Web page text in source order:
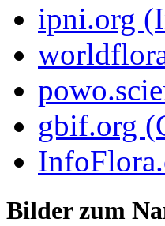
ipni.org
gbif.org
Bilder zum